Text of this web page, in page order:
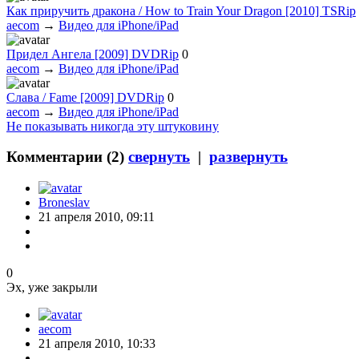
Как приручить дракона / How to Train Your Dragon [2010] TSRip
aecom → Видео для iPhone/iPad
Придел Ангела [2009] DVDRip 0
aecom → Видео для iPhone/iPad
Слава / Fame [2009] DVDRip 0
aecom → Видео для iPhone/iPad
Не показывать никогда эту штуковину
Комментарии (2) свернуть | развернуть
Broneslav
21 апреля 2010, 09:11
0
Эх, уже закрыли
aecom
21 апреля 2010, 10:33